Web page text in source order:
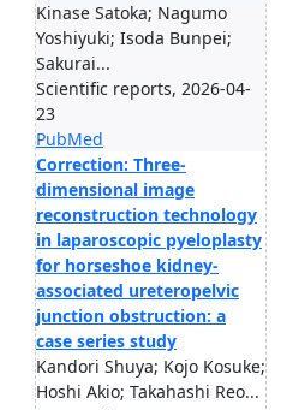
Kinase Satoka; Nagumo
Yoshiyuki; Isoda Bunpei;
Sakurai...
Scientific reports, 2026-04-
23
PubMed
Correction: Three-
dimensional image
reconstruction technology
in laparoscopic pyeloplasty
for horseshoe kidney-
associated ureteropelvic
junction obstruction: a
case series study
Kandori Shuya; Kojo Kosuke;
Hoshi Akio; Takahashi Reo...